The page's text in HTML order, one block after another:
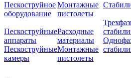
Пескоструйное
оборудование
Пескоструйные
аппараты
Пескоструйные
камеры
Монтажные
пистолеты
Расходные
материалы
Монтажные
пистолеты